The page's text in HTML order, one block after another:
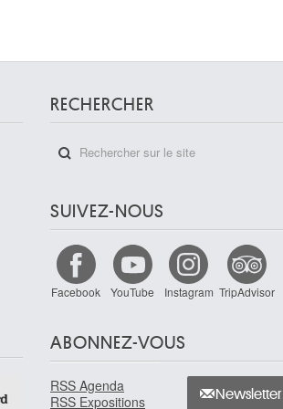
RECHERCHER
SUIVEZ-NOUS
Facebook YouTube Instagram TripAdvisor
ABONNEZ-VOUS
RSS Agenda
RSS Expositions
Newsletter